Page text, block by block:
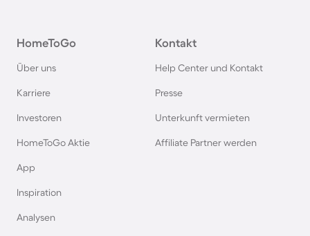
HomeToGo
Über uns
Karriere
Investoren
HomeToGo Aktie
App
Inspiration
Analysen
Kontakt
Help Center und Kontakt
Presse
Unterkunft vermieten
Affiliate Partner werden